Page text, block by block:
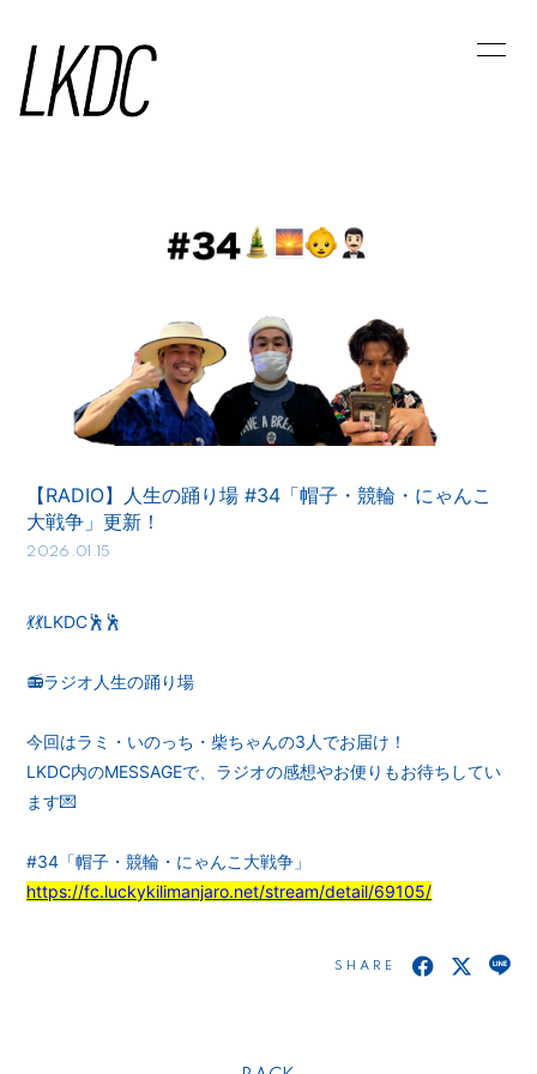
HOME
ラッキリ踊り書き
CALENDAR MESSAGE
会員登録 ログイン
【RADIO】人生の踊り場 #34「帽子・競輪・にゃんこ
大戦争」更新！
2026.01.15
💃💃LKDC🕺🕺
📻ラジオ人生の踊り場
今回はラミ・いのっち・柴ちゃんの3人でお届け！
LKDC内のMESSAGEで、ラジオの感想やお便りもお待ちしてい
ます💌
#34「帽子・競輪・にゃんこ大戦争」
https://fc.luckykilimanjaro.net/stream/detail/69105/
SHARE